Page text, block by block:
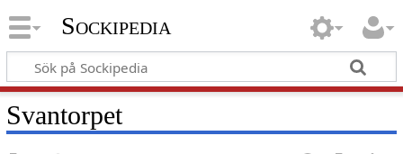
Sockipedia
Svantorpet